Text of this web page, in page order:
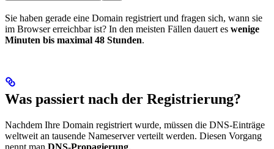
Sie haben gerade eine Domain registriert und fragen sich, wann sie
im Browser erreichbar ist? In den meisten Fällen dauert es wenige
Minuten bis maximal 48 Stunden.
Was passiert nach der Registrierung?
Nachdem Ihre Domain registriert wurde, müssen die DNS-Einträge
weltweit an tausende Nameserver verteilt werden. Diesen Vorgang